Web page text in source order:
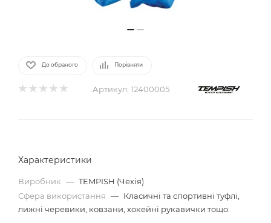
До обраного Порівняти
Артикул: 12400005
Характеристики
Виробник — TEMPISH (Чехія)
Сфера використання — Класичні та спортивні туфлі,
лижні черевики, ковзани, хокейні рукавички тощо.